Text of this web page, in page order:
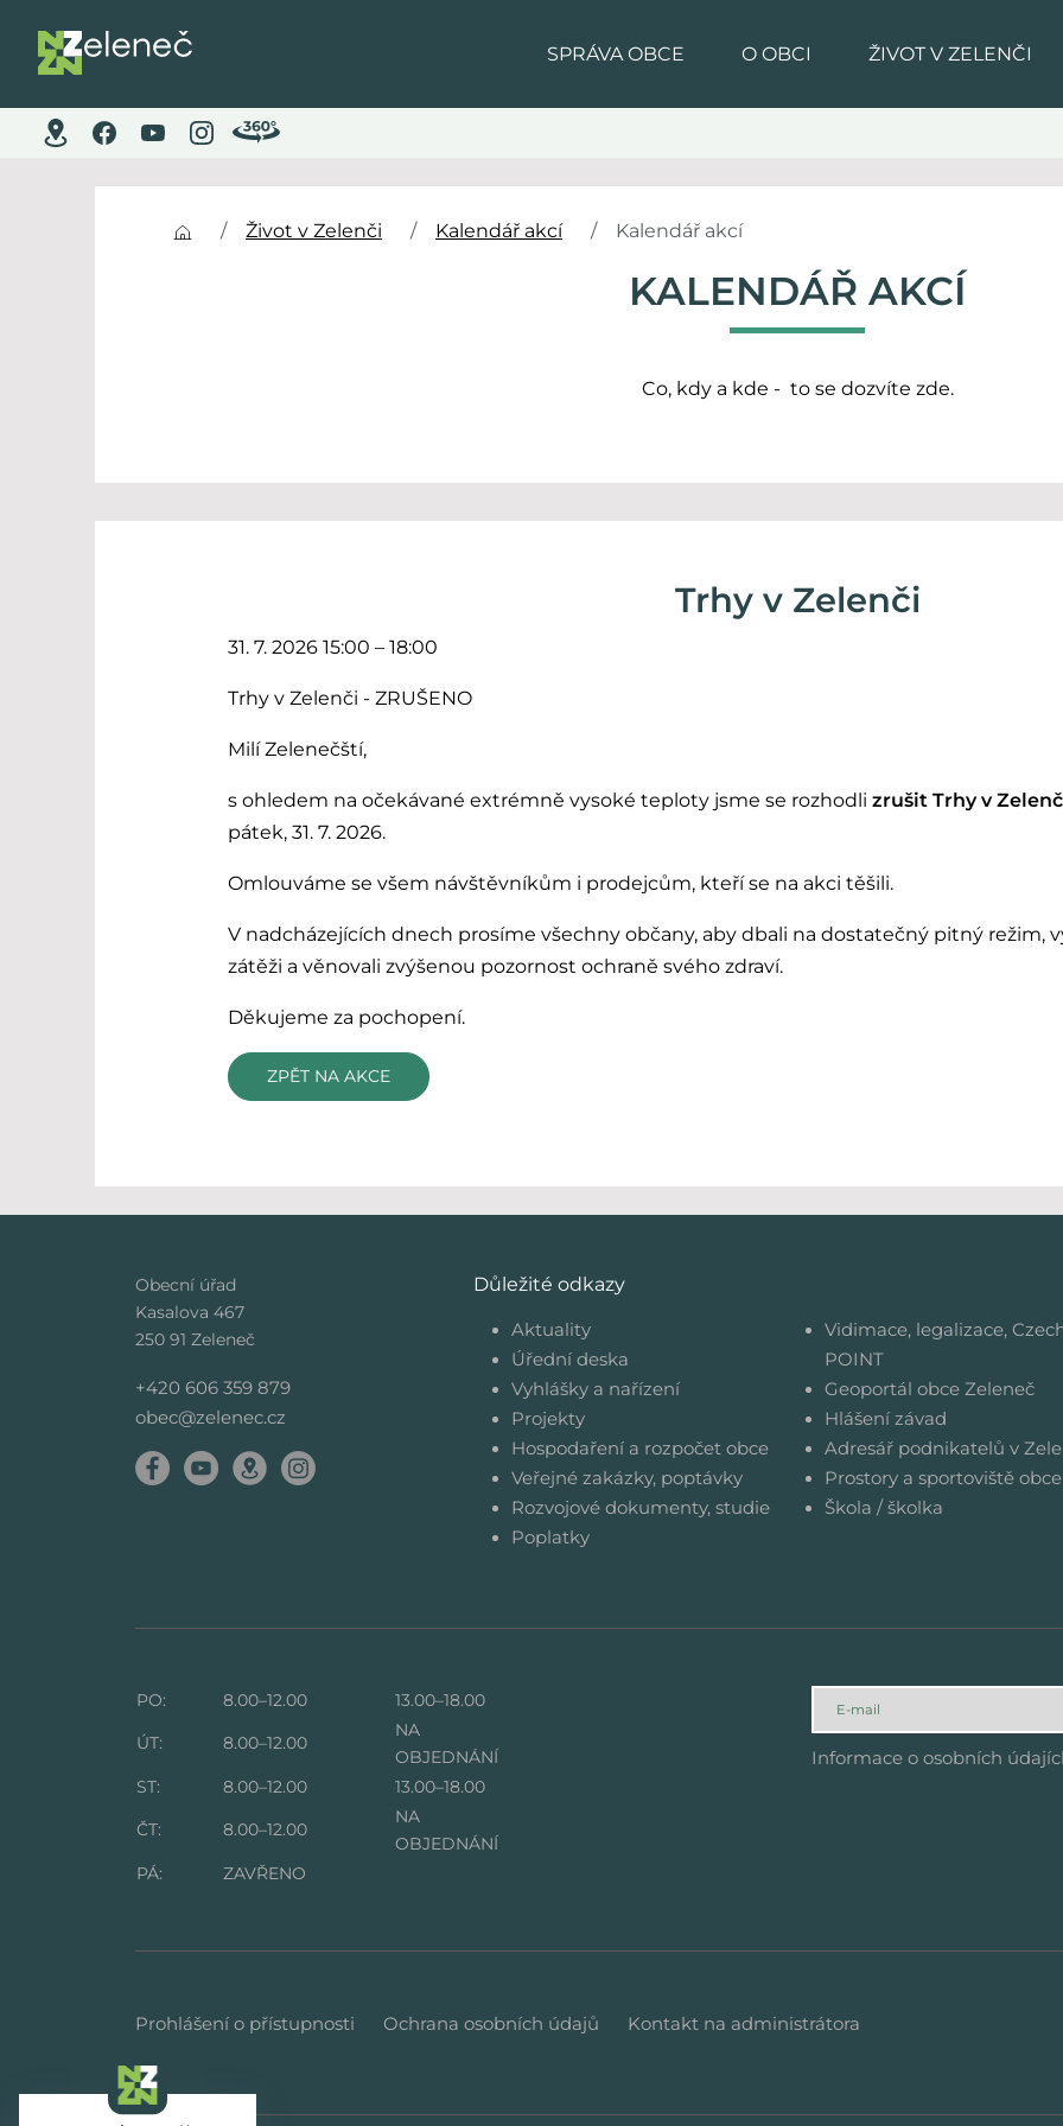
SPRÁVA OBCE O OBCI ŽIVOT V ZELENČI
Život v Zelenči Kalendář akcí Kalendář akcí
KALENDÁŘ AKCÍ
Co, kdy a kde - to se dozvíte zde.
Trhy v Zelenči
31. 7. 2026 15:00 – 18:00
Trhy v Zelenči - ZRUŠENO
Milí Zelenečští,
s ohledem na očekávané extrémně vysoké teploty jsme se rozhodli zrušit Trhy v
pátek, 31. 7. 2026.
Omlouváme se všem návštěvníkům i prodejcům, kteří se na akci těšili.
V nadcházejících dnech prosíme všechny občany, aby dbali na dostatečný pitný režim,
zátěži a věnovali zvýšenou pozornost ochraně svého zdraví.
Děkujeme za pochopení.
ZPĚT NA AKCE
Obecní úřad
Kasalova 467
250 91 Zeleneč
+420 606 359 879
obec@zelenec.cz
Důležité odkazy
Aktuality
Úřední deska
Vyhlášky a nařízení
Projekty
Hospodaření a rozpočet obce
Veřejné zakázky, poptávky
Rozvojové dokumenty, studie
Poplatky
Vidimace, legalizace,
POINT
Geoportál obce Zeleneč
Hlášení závad
Adresář podnikatelů v
Prostory a sportoviště obce
Škola / školka
PO: 8.00–12.00
13.00–18.00
ÚT:
8.00–12.00
NA
OBJEDNÁNÍ
ST:
8.00–12.00
13.00–18.00
ČT:
8.00–12.00
NA
OBJEDNÁNÍ
PÁ:
ZAVŘENO
Informace o osobních
Prohlášení o přístupnosti Ochrana osobních údajů Kontakt na administrátora